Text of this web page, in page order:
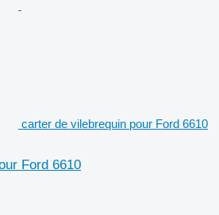
carter de vilebrequin pour Ford 6610
Ford 6610